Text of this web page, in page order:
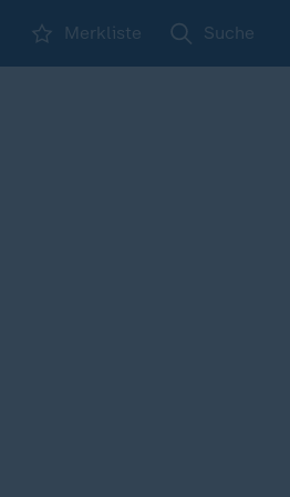
Merkliste Suche